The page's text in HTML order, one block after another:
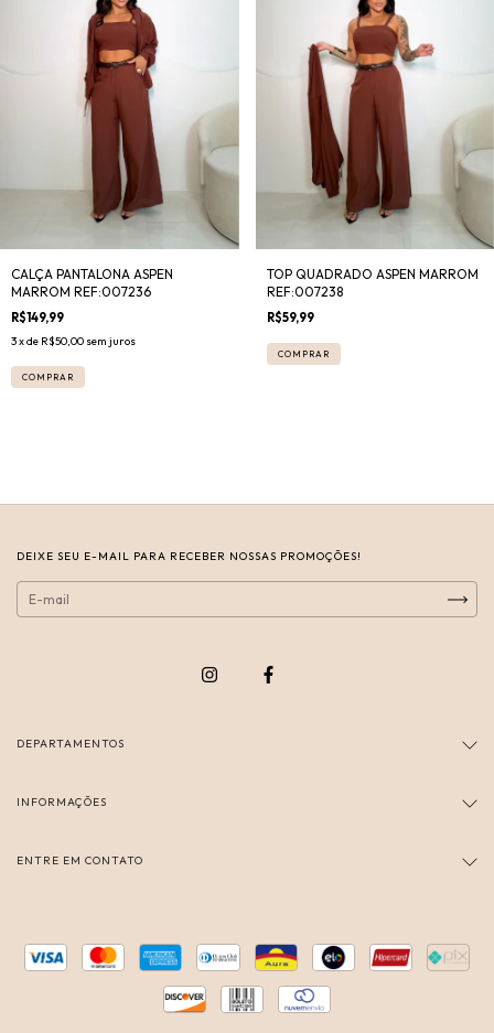
CALÇA PANTALONA ASPEN
MARROM REF:007236
R$149,99
3x de R$50,00 sem juros
COMPRAR
TOP QUADRADO ASPEN MARROM
REF:007238
R$59,99
COMPRAR
DEIXE SEU E-MAIL PARA RECEBER NOSSAS PROMOÇÕES!
DEPARTAMENTOS
INFORMAÇÕES
ENTRE EM CONTATO